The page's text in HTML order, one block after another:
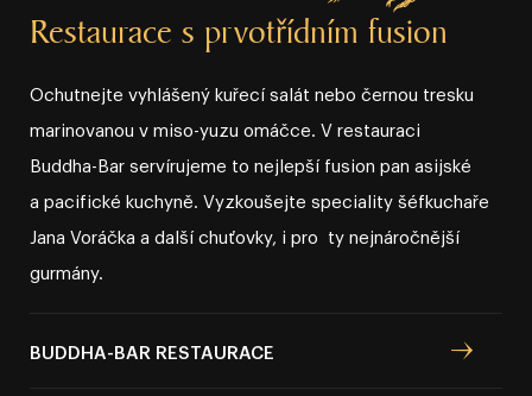
Restaurace s prvotřídním fusion
Ochutnejte vyhlášený kuřecí salát nebo černou tresku
marinovanou v miso⁠⁠⁠⁠⁠⁠⁠⁠⁠⁠⁠⁠⁠⁠⁠-⁠⁠⁠⁠⁠⁠⁠⁠⁠⁠⁠⁠⁠⁠⁠yuzu omáčce. V restauraci
Buddha⁠⁠⁠⁠⁠⁠⁠⁠⁠⁠⁠⁠⁠⁠⁠-⁠⁠⁠⁠⁠⁠⁠⁠⁠⁠⁠⁠⁠⁠⁠Bar servírujeme to nejlepší fusion pan asijské
a pacifické kuchyně. Vyzkoušejte speciality šéfkuchaře
Jana Voráčka a další chuťovky, i pro ty nejnáročnější
gurmány.
BUDDHA⁠⁠⁠⁠⁠⁠⁠⁠⁠⁠⁠⁠⁠⁠⁠⁠⁠⁠-⁠⁠⁠⁠⁠⁠⁠⁠⁠⁠⁠⁠⁠⁠⁠⁠⁠⁠BAR RESTAURACE